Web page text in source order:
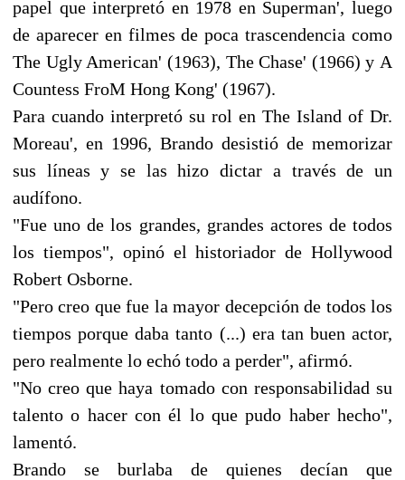
papel que interpretó en 1978 en Superman', luego
de aparecer en filmes de poca trascendencia como
The Ugly American' (1963), The Chase' (1966) y A
Countess FroM Hong Kong' (1967).
Para cuando interpretó su rol en The Island of Dr.
Moreau', en 1996, Brando desistió de memorizar
sus líneas y se las hizo dictar a través de un
audífono.
"Fue uno de los grandes, grandes actores de todos
los tiempos", opinó el historiador de Hollywood
Robert Osborne.
"Pero creo que fue la mayor decepción de todos los
tiempos porque daba tanto (...) era tan buen actor,
pero realmente lo echó todo a perder", afirmó.
"No creo que haya tomado con responsabilidad su
talento o hacer con él lo que pudo haber hecho",
lamentó.
Brando se burlaba de quienes decían que